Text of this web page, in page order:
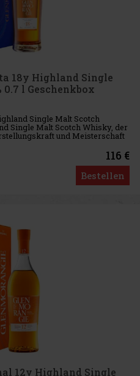
18y Highland Single
l Geschenkbox
Single Malt Scotch
Single Malt Scotch Whisky, der
und Meisterschaft
Schöpfer des Glenmoran
116 €
Bestellen
12y Highland Single